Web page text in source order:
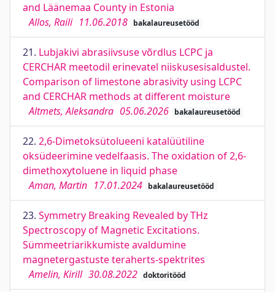
and Läänemaa County in Estonia
Allos, Raili 11.06.2018 bakalaureusetööd
21. Lubjakivi abrasiivsuse võrdlus LCPC ja
CERCHAR meetodil erinevatel niiskusesisaldustel.
Comparison of limestone abrasivity using LCPC
and CERCHAR methods at different moisture
Altmets, Aleksandra 05.06.2026 bakalaureusetööd
22. 2,6-Dimetoksütolueeni katalüütiline
oksüdeerimine vedelfaasis. The oxidation of 2,6-
dimethoxytoluene in liquid phase
Aman, Martin 17.01.2024 bakalaureusetööd
23. Symmetry Breaking Revealed by THz
Spectroscopy of Magnetic Excitations.
Sümmeetriarikkumiste avaldumine
magnetergastuste teraherts-spektrites
Amelin, Kirill 30.08.2022 doktoritööd